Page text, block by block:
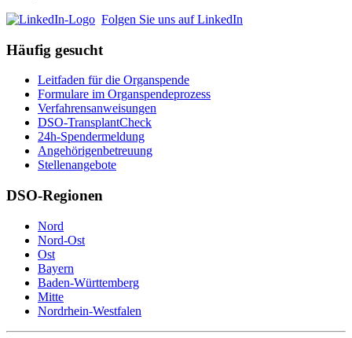
Folgen Sie uns auf LinkedIn
Häufig gesucht
Leitfaden für die Organspende
Formulare im Organspendeprozess
Verfahrensanweisungen
DSO-TransplantCheck
24h-Spendermeldung
Angehörigenbetreuung
Stellenangebote
DSO-Regionen
Nord
Nord-Ost
Ost
Bayern
Baden-Württemberg
Mitte
Nordrhein-Westfalen